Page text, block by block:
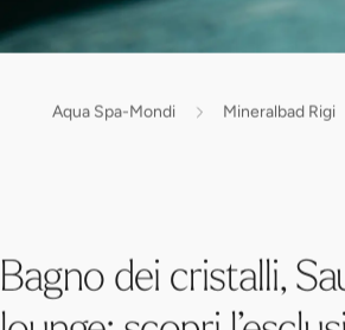
Aqua Spa-Mondi Mineralbad Rigi
Bagno dei cristalli,